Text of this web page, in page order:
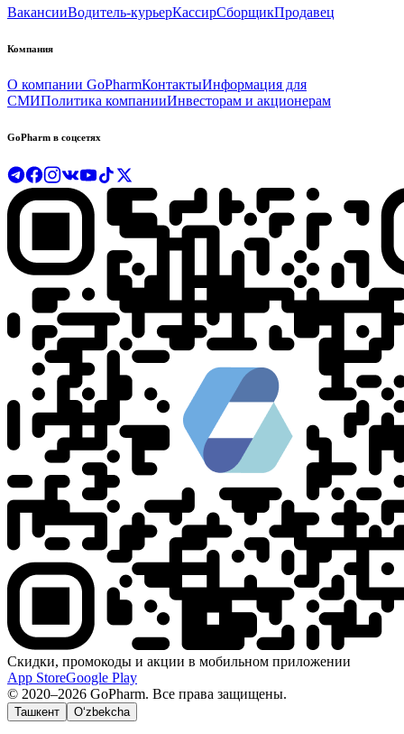
ВакансииВодитель-курьерКассирСборщикПродавец
Компания
О компании GoPharmКонтактыИнформация для
СМИПолитика компанииИнвесторам и акционерам
GoPharm в соцсетях
Скидки, промокоды и акции в мобильном приложении
App StoreGoogle Play
© 2020–2026 GoPharm. Все права защищены.
Ташкент O‘zbekcha